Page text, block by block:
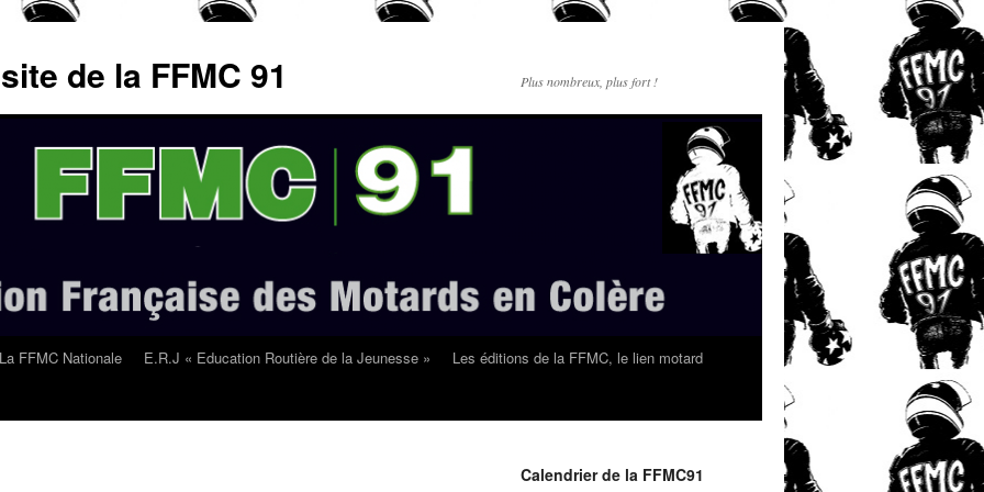
de la FFMC 91 Plus nombreux, plus fort !
La FFMC Nationale E.R.J « Education Routière de la Jeunesse »
Les éditions de la FFMC, le lien motard
Calendrier de la FFMC91